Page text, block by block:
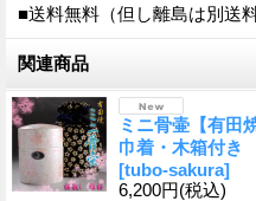
■送料無料（但し離島は別送
関連商品
ミニ骨壷【有田
巾着・木箱付
[tubo-sakura]
6,200円(税込)